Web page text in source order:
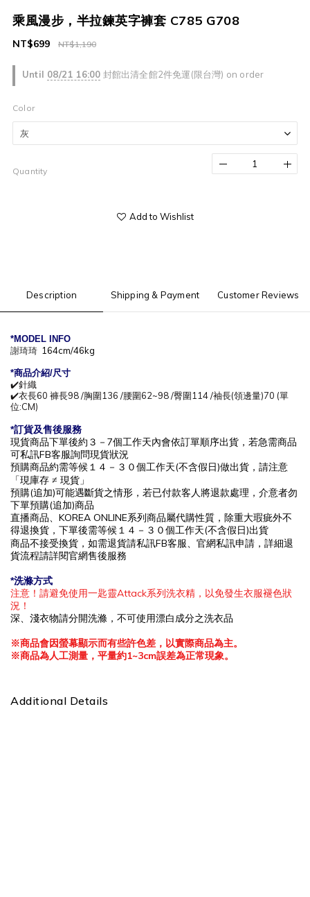
乘風漫步，半拉鍊英字褲套 C785 G708
Until 08/21 16:00 封館出清全館2件免運(限台灣) on order
NT$1,190
NT$699
Color
Quantity
Add to Wishlist
Description Shipping & Payment Customer Reviews
*MODEL INFO
謝琦琦 164cm/46kg
*商品介紹/尺寸
✔️針織
✔️衣長60 褲長98 /胸圍136 /腰圍62~98 /臀圍114 /袖長(領邊量)70 (單
位:CM)
*訂貨及售後服務
現貨商品下單後約 ３－7個工作天內會依訂單順序出貨， 若急需商品
可私訊FB客服詢問現貨狀況
預購商品約需等候１４－３０個工作天(不含假日)做出貨，請注意
「現庫存 ≠ 現貨」
預購(追加)可能遇斷貨之情形，若已付款客人將退款處理，介意者勿
下單預購(追加)商品
直播商品、KOREA ONLINE系列商品屬代購性質，除重大瑕疵外不
得退換貨，下單後需等候１４－３０個工作天(不含假日)出貨
商品不接受換貨，如需退貨請私訊FB客服、官網私訊申請，詳細退
貨流程請詳閱官網售後服務
*洗滌方式
注意！請避免使用一匙靈Attack系列洗衣精，以免發生衣服褪色狀
況！
深、淺衣物請分開洗滌，不可使用漂白成分之洗衣品
※商品會因螢幕顯示而有些許色差，以實際商品為主。
※商品為人工測量，平量約1~3cm誤差為正常現象。
Additional Details